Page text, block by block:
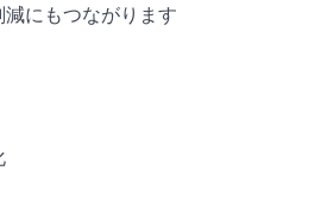
にもつながります